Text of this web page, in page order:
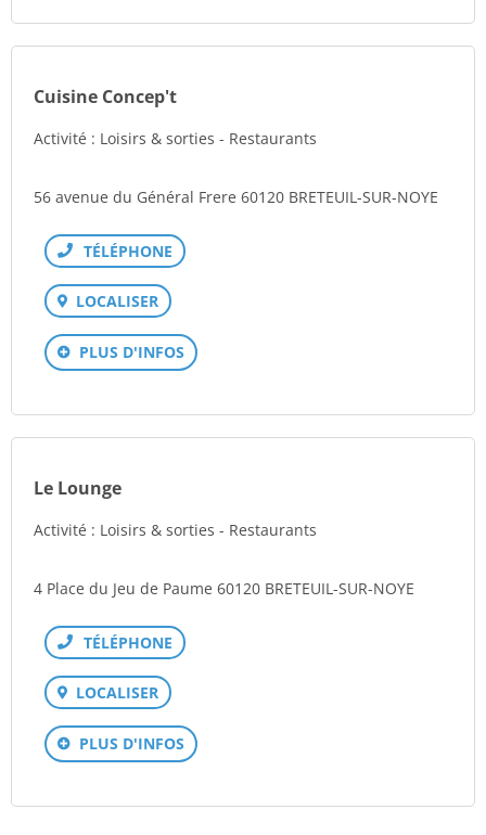
Cuisine Concep't
Activité : Loisirs & sorties - Restaurants
56 avenue du Général Frere 60120 BRETEUIL-SUR-NOYE
Téléphone
LOCALISER
PLUS D'INFOS
Le Lounge
Activité : Loisirs & sorties - Restaurants
4 Place du Jeu de Paume 60120 BRETEUIL-SUR-NOYE
Téléphone
LOCALISER
PLUS D'INFOS